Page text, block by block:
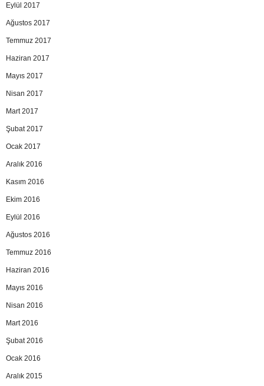
Eylül 2017
Ağustos 2017
Temmuz 2017
Haziran 2017
Mayıs 2017
Nisan 2017
Mart 2017
Şubat 2017
Ocak 2017
Aralık 2016
Kasım 2016
Ekim 2016
Eylül 2016
Ağustos 2016
Temmuz 2016
Haziran 2016
Mayıs 2016
Nisan 2016
Mart 2016
Şubat 2016
Ocak 2016
Aralık 2015